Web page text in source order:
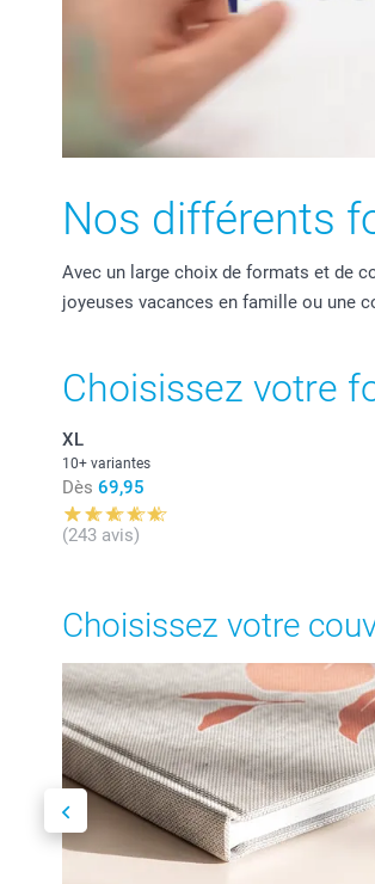
Nos différents
Avec un large choix de formats et de
joyeuses vacances en famille ou une
Choisissez votre
XL
10+ variantes
Dès 69,95
(243 avis)
Choisissez votre